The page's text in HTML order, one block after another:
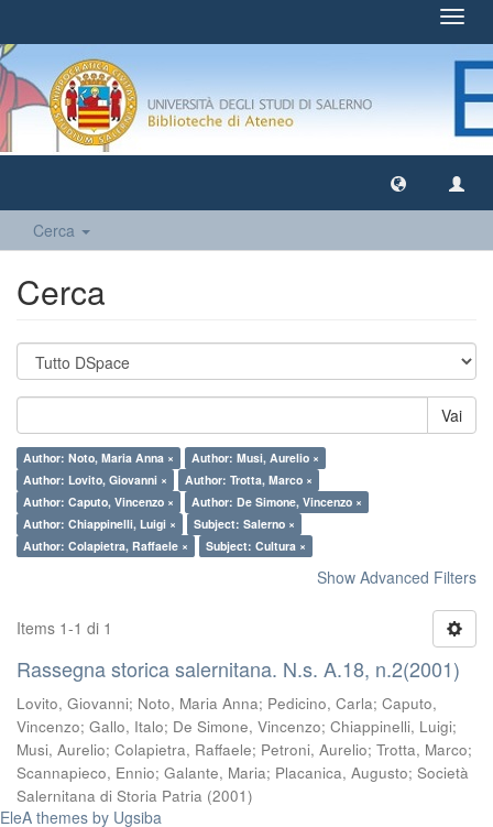
Cerca
Cerca
Vai
Author: Noto, Maria Anna ×
Author: Musi, Aurelio ×
Author: Lovito, Giovanni ×
Author: Trotta, Marco ×
Author: Caputo, Vincenzo ×
Author: De Simone, Vincenzo ×
Author: Chiappinelli, Luigi ×
Subject: Salerno ×
Author: Colapietra, Raffaele ×
Subject: Cultura ×
Show Advanced Filters
Items 1-1 di 1
Rassegna storica salernitana. N.s. A.18, n.2(2001)
Lovito, Giovanni; Noto, Maria Anna; Pedicino, Carla; Caputo,
Vincenzo; Gallo, Italo; De Simone, Vincenzo; Chiappinelli, Luigi;
Musi, Aurelio; Colapietra, Raffaele; Petroni, Aurelio; Trotta, Marco;
Scannapieco, Ennio; Galante, Maria; Placanica, Augusto; Società
Salernitana di Storia Patria (2001)
EleA themes by Ugsiba